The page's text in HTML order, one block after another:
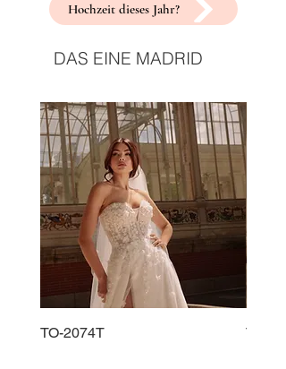
Hochzeit dieses Jahr?
DAS EINE MADRID
TO-2074T TO-